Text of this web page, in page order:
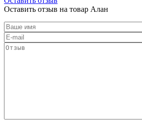
Оставить отзыв на товар Алан